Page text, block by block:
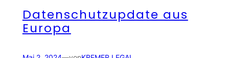
Datenschutzupdate aus
Europa